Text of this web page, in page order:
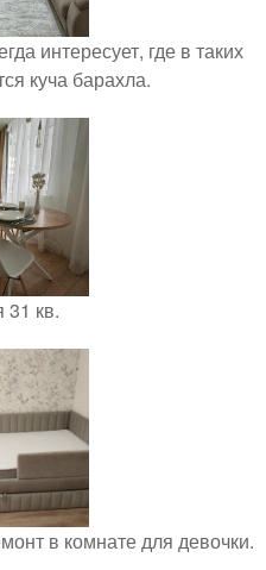
интересует, где в таких
куча барахла.
31 кв.
в комнате для девочки.